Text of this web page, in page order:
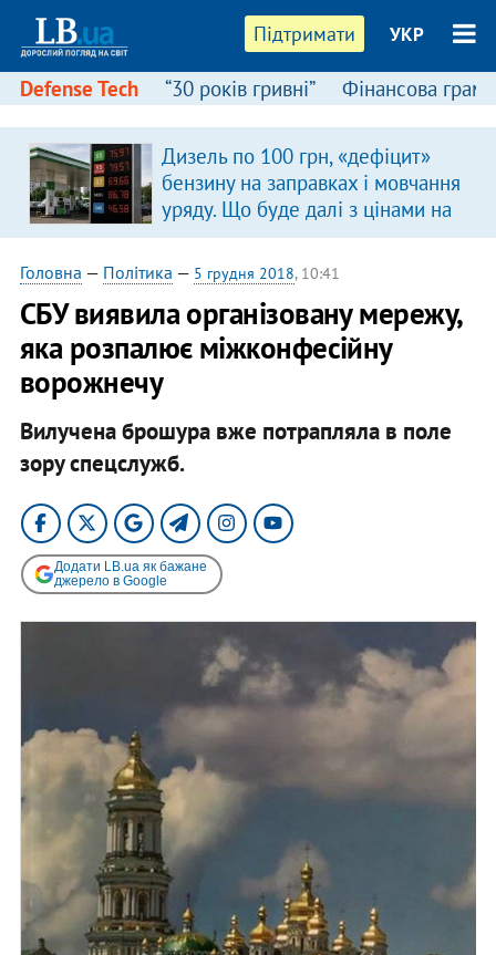
Підтримати УКР
Defense Tech “30 років гривні” Фінансова
Дизель по 100 грн, «дефіцит»
бензину на заправках і мовчання
уряду. Що буде далі з цінами на
пальне?
Головна — Політика — 5 грудня 2018, 10:41
СБУ виявила організовану мережу,
яка розпалює міжконфесійну
ворожнечу
Вилучена брошура вже потрапляла в поле
зору спецслужб.
Додати LB.ua як бажане
джерело в Google